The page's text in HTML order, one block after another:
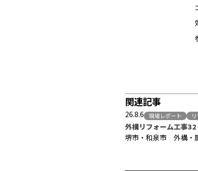
関連記事
26.8.6 現場レポート
外構リフォーム工
堺市・和泉市 外構・